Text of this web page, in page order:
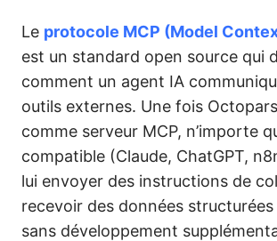
Le protocole MCP (Model
est un standard open source qui
comment un agent IA
outils externes. Une fois
comme serveur MCP, n’importe
compatible (Claude, ChatGPT,
lui envoyer des instructions de
recevoir des données
sans développement